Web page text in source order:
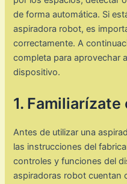
de forma automática. Si
aspiradora robot, es
correctamente. A
completa para aprovechar
dispositivo.
1.
Antes de utilizar una
las instrucciones del
controles y funciones del
aspiradoras robot cuentan